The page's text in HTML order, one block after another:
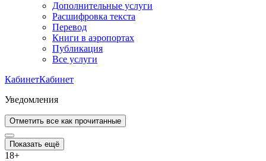
Дополнительные услуги
Расшифровка текста
Перевод
Книги в аэропортах
Публикация
Все услуги
КабинетКабинет
Уведомления
Отметить все как прочитанные
Показать ещё
18+